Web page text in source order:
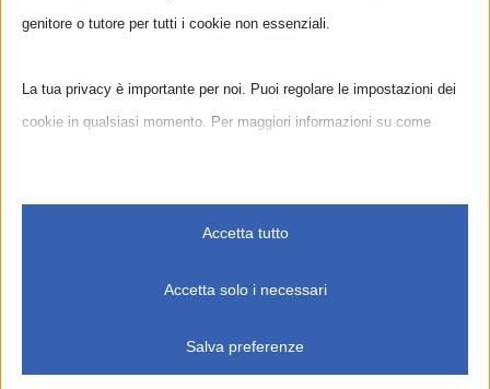
Associazione Corsi
Seminari e Workshop
Calendario
genitore o tutore per tutti i cookie non essenziali.
La tua privacy è importante per noi. Puoi regolare le impostazioni dei
cookie in qualsiasi momento. Per maggiori informazioni su come
Nota che, se scegli di disabilitare alcuni tipi di cookie, questo potrebbe
Accetta tutto
Accetta solo i necessari
Salva preferenze